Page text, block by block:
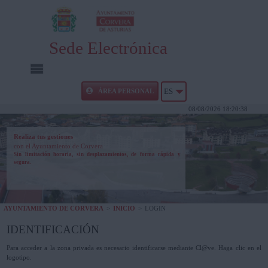
Sede Electrónica
INICIO
CARPETA CIUDADANA
AYUDA
ÁREA PERSONAL ES
08/08/2026 18:20:38
Realiza tus gestiones
con el Ayuntamiento de Corvera
Sin limitación horaria, sin desplazamientos, de forma rápida y
segura.
AYUNTAMIENTO DE CORVERA INICIO LOGIN
IDENTIFICACIÓN
Para acceder a la zona privada es necesario identificarse mediante Cl@ve. Haga clic en el
logotipo.